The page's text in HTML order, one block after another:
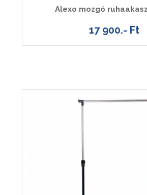
Alexo mozgó
17 900.- Ft